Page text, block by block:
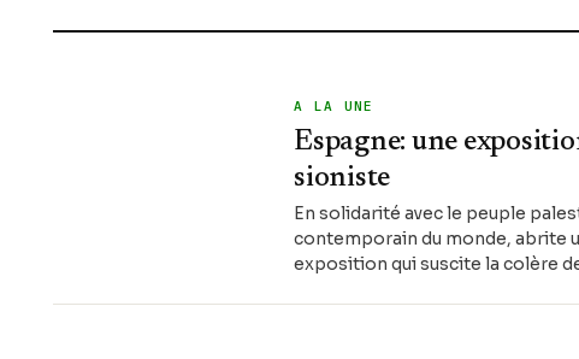
A LA UNE
Espagne: une
sioniste
En solidarité avec le peuple
contemporain du monde, abrite
exposition qui suscite la colère